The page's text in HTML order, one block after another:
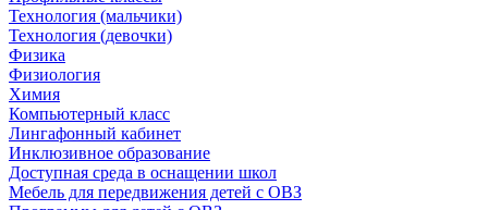
Технология (мальчики)
Технология (девочки)
Физика
Физиология
Химия
Компьютерный класс
Лингафонный кабинет
Инклюзивное образование
Доступная среда в оснащении школ
Мебель для передвижения детей с ОВЗ